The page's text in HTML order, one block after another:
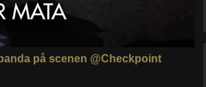
på scenen @Checkpoint